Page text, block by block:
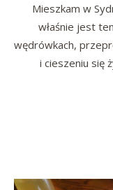
Mieszkam w
właśnie jest
wędrówkach,
i cieszeniu się